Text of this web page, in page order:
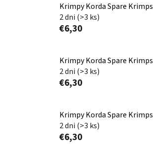
Krimpy Korda Spare
2 dni (>3 ks)
€6,30
Krimpy Korda Spare
2 dni (>3 ks)
€6,30
Krimpy Korda Spare
2 dni (>3 ks)
€6,30